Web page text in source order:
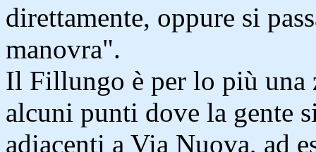
direttamente, oppure si
manovra".
Il Fillungo è per lo più una
alcuni punti dove la gente
adiacenti a Via Nuova, ad